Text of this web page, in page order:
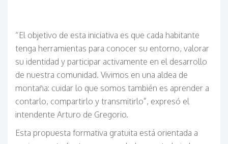
“El objetivo de esta iniciativa es que cada habitante
tenga herramientas para conocer su entorno, valorar
su identidad y participar activamente en el desarrollo
de nuestra comunidad. Vivimos en una aldea de
montaña: cuidar lo que somos también es aprender a
contarlo, compartirlo y transmitirlo”, expresó el
intendente Arturo de Gregorio.
Esta propuesta formativa gratuita está orientada a